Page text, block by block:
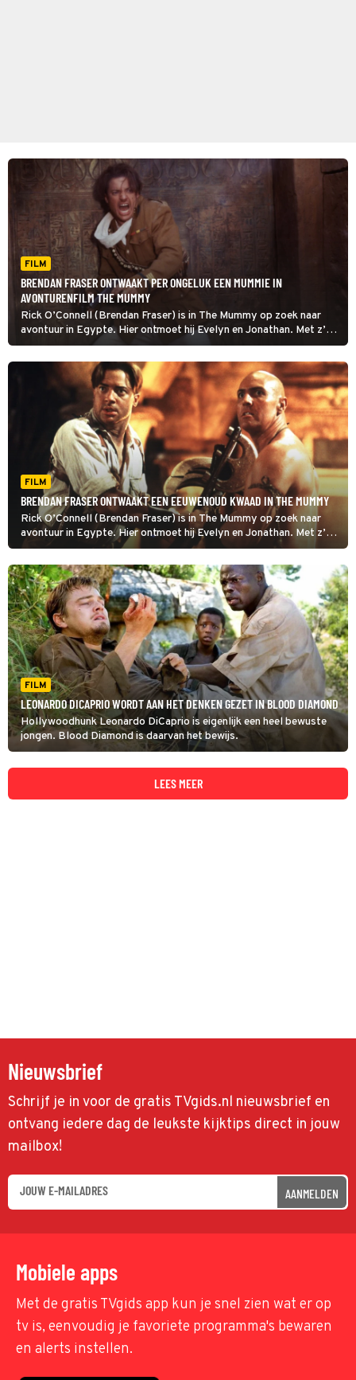
FILM
BRENDAN FRASER ONTWAAKT PER ONGELUK EEN MUMMIE IN
AVONTURENFILM THE MUMMY
Rick O’Connell (Brendan Fraser) is in The Mummy op zoek naar
avontuur in Egypte. Hier ontmoet hij Evelyn en Jonathan. Met z’n
drieën ontrafelen ze het angstaanjagendste geheim van Egypte.
FILM
BRENDAN FRASER ONTWAAKT EEN EEUWENOUD KWAAD IN THE MUMMY
Rick O’Connell (Brendan Fraser) is in The Mummy op zoek naar
avontuur in Egypte. Hier ontmoet hij Evelyn en Jonathan. Met z’n
drieën ontrafelen ze het angstaanjagendste geheim van Egypte.
FILM
LEONARDO DICAPRIO WORDT AAN HET DENKEN GEZET IN BLOOD DIAMOND
Hollywoodhunk Leonardo DiCaprio is eigenlijk een heel bewuste
jongen. Blood Diamond is daarvan het bewijs.
LEES MEER
Nieuwsbrief
Schrijf je in voor de gratis TVgids.nl nieuwsbrief en
ontvang iedere dag de leukste kijktips direct in jouw
mailbox!
AANMELDEN
Mobiele apps
Met de gratis TVgids app kun je snel zien wat er op
tv is, eenvoudig je favoriete programma's bewaren
en alerts instellen.